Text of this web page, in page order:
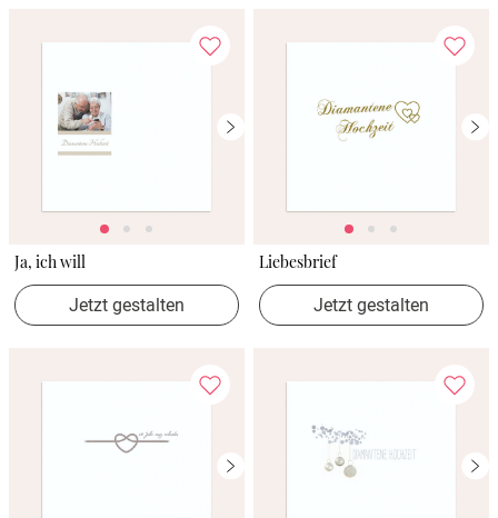
Ja, ich will
Jetzt gestalten
Liebesbrief
Jetzt gestalten